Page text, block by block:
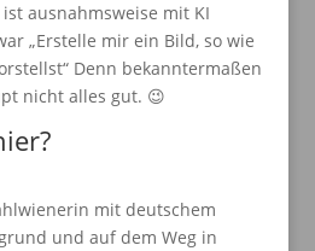
ausnahmsweise mit KI
„Erstelle mir ein Bild, so wie
Denn bekanntermaßen
nicht alles gut. 😉
mit deutschem
und auf dem Weg in